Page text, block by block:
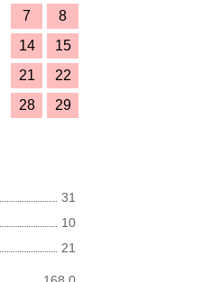
7
8
14
15
21
22
28
29
31
10
21